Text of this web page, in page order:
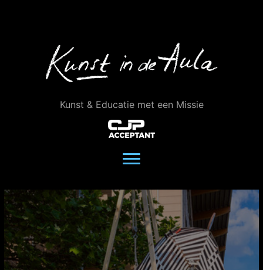
Kunst & Educatie met een Missie